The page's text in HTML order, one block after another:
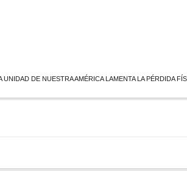
UNIDAD DE NUESTRA AMÉRICA LAMENTA LA PÉRDIDA